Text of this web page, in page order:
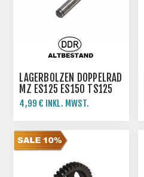
LAGERBOLZEN DOPPELRAD
MZ ES125 ES150 TS125
TS150
4,99 € INKL. MWST.